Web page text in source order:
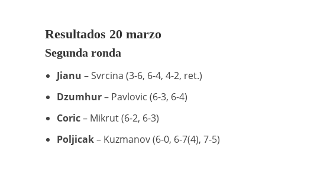
Resultados 20 marzo
Segunda ronda
Jianu – Svrcina (3-6, 6-4, 4-2, ret.)
Dzumhur– Pavlovic (6-3, 6-4)
Coric– Mikrut (6-2, 6-3)
Poljicak– Kuzmanov (6-0, 6-7(4), 7-5)